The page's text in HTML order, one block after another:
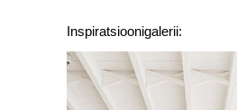
Inspiratsioonigalerii: